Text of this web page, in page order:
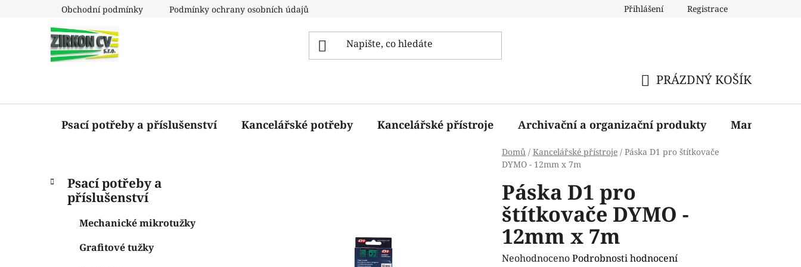
Obchodní podmínky Podmínky ochrany osobních údajů Přihlášení Registrace
KOŠÍK
PRÁZDNÝ KOŠÍK
Psací potřeby a příslušenství Kancelářské potřeby Kancelářské přístroje Archivační a organizační produkty Manažerské
Domů / Kancelářské přístroje / Páska D1 pro štítkovače
DYMO - 12mm x 7m
P
Přeskočit
kategorie
K
a
Psací potřeby a
příslušenství
Mechanické mikrotužky
Grafitové tužky
Páska D1 pro
štítkovače DYMO -
12mm x 7m
Průměrné
NeohodnocenoPodrobnosti hodnocení